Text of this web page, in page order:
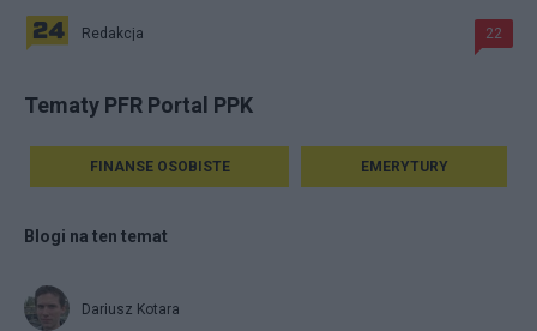
Redakcja 22
Tematy PFR Portal PPK
FINANSE OSOBISTE EMERYTURY
Blogi na ten temat
Dariusz Kotara